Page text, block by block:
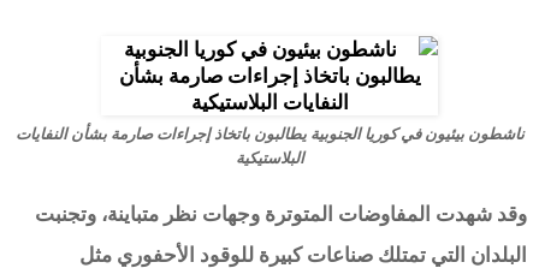
ناشطون بيئيون في كوريا الجنوبية يطالبون باتخاذ إجراءات صارمة بشأن النفايات
البلاستيكية
وقد شهدت المفاوضات المتوترة وجهات نظر متباينة، وتجنبت
البلدان التي تمتلك صناعات كبيرة للوقود الأحفوري مثل